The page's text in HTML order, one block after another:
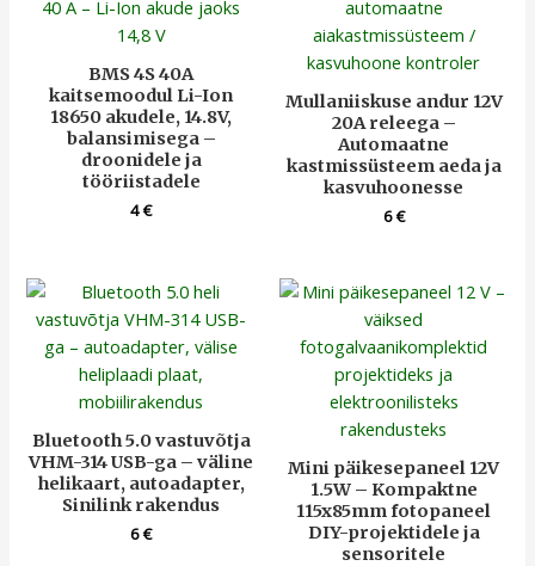
BMS 4S 40A
kaitsemoodul Li-Ion
18650 akudele, 14.8V,
balansimisega –
droonidele ja
tööriistadele
4€
Mullaniiskuse andur 12V
20A releega –
Automaatne
kastmissüsteem aeda ja
kasvuhoonesse
6€
Bluetooth 5.0 vastuvõtja
VHM-314 USB-ga – väline
helikaart, autoadapter,
Sinilink rakendus
6€
Mini päikesepaneel 12V
1.5W – Kompaktne
115x85mm fotopaneel
DIY-projektidele ja
sensoritele